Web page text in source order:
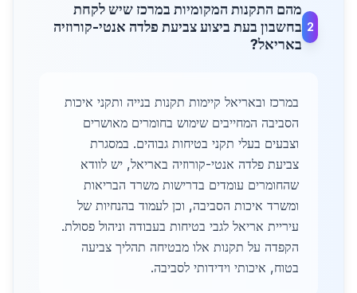
2
מהם התקנות המקומיות במרכז שיש לקחת
בחשבון בעת ביצוע צביעת פלדה אנטי-קורוזיה
באריאל?
במרכז ובאריאל קיימות תקנות בנייה ותקני איכות
הסביבה המחייבים שימוש בחומרים מאושרים
וצבעים בעלי תקני בטיחות גבוהים. במסגרת
צביעת פלדה אנטי-קורוזיה באריאל, יש לוודא
שהחומרים עומדים בדרישות משרד הבריאות
ומשרד איכות הסביבה, וכן לעמוד בהנחיות של
עיריית אריאל לגבי בטיחות בעבודה וניהול פסולת.
הקפדה על תקנות אלו מבטיחה תהליך צביעה
בטוח, איכותי וידידותי לסביבה.